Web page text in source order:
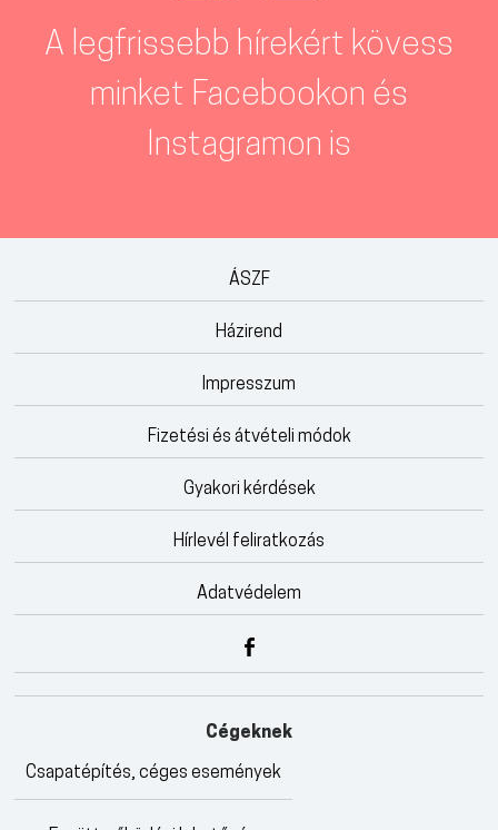
A legfrissebb hírekért kövess
minket Facebookon és
Instagramon is
ÁSZF
Házirend
Impresszum
Fizetési és átvételi módok
Gyakori kérdések
Hírlevél feliratkozás
Adatvédelem
Cégeknek
Csapatépítés, céges események